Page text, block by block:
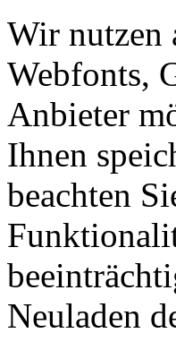
Wir nutzen
Webfonts,
Anbieter
Ihnen
beachten
Neuladen